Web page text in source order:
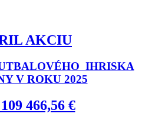
AKCIU
IHRISKA
V ROKU 2025
466,56 €